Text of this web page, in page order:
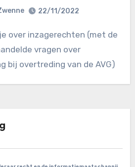
22/11/2022
vragen over
bij overtreding van de AVG)